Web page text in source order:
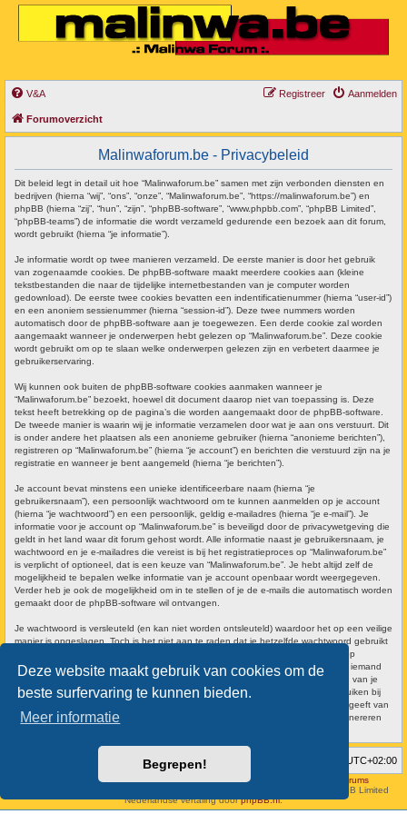
Deze website maakt gebruik van cookies om de
beste surfervaring te kunnen bieden.
Meer informatie
Begrepen!
V&A Aanmelden
Registreer
Forumoverzicht
Malinwaforum.be - Privacybeleid
Dit beleid legt in detail uit hoe “Malinwaforum.be” samen met zijn verbonden diensten en
bedrijven (hierna “wij”, “ons”, “onze”, “Malinwaforum.be”, “https://malinwaforum.be”) en
phpBB (hierna “zij”, “hun”, “zijn”, “phpBB-software”, “www.phpbb.com”, “phpBB Limited”,
“phpBB-teams”) de informatie die wordt verzameld gedurende een bezoek aan dit forum,
wordt gebruikt (hierna “je informatie”).
Je informatie wordt op twee manieren verzameld. De eerste manier is door het gebruik
van zogenaamde cookies. De phpBB-software maakt meerdere cookies aan (kleine
tekstbestanden die naar de tijdelijke internetbestanden van je computer worden
gedownload). De eerste twee cookies bevatten een indentificatienummer (hierna “user-id”)
en een anoniem sessienummer (hierna “session-id”). Deze twee nummers worden
automatisch door de phpBB-software aan je toegewezen. Een derde cookie zal worden
aangemaakt wanneer je onderwerpen hebt gelezen op “Malinwaforum.be”. Deze cookie
wordt gebruikt om op te slaan welke onderwerpen gelezen zijn en verbetert daarmee je
gebruikerservaring.
Wij kunnen ook buiten de phpBB-software cookies aanmaken wanneer je
“Malinwaforum.be” bezoekt, hoewel dit document daarop niet van toepassing is. Deze
tekst heeft betrekking op de pagina’s die worden aangemaakt door de phpBB-software.
De tweede manier is waarin wij je informatie verzamelen door wat je aan ons verstuurt. Dit
is onder andere het plaatsen als een anonieme gebruiker (hierna “anonieme berichten”),
registreren op “Malinwaforum.be” (hierna “je account”) en berichten die verstuurd zijn na je
registratie en wanneer je bent aangemeld (hierna “je berichten”).
Je account bevat minstens een unieke identificeerbare naam (hierna “je
gebruikersnaam”), een persoonlijk wachtwoord om te kunnen aanmelden op je account
(hierna “je wachtwoord”) en een persoonlijk, geldig e-mailadres (hierna “je e-mail”). Je
informatie voor je account op “Malinwaforum.be” is beveiligd door de privacywetgeving die
geldt in het land waar dit forum gehost wordt. Alle informatie naast je gebruikersnaam, je
wachtwoord en je e-mailadres die vereist is bij het registratieproces op “Malinwaforum.be”
is verplicht of optioneel, dat is een keuze van “Malinwaforum.be”. Je hebt altijd zelf de
mogelijkheid te bepalen welke informatie van je account openbaar wordt weergegeven.
Verder heb je ook de mogelijkheid om in te stellen of je de e-mails die automatisch worden
gemaakt door de phpBB-software wil ontvangen.
Je wachtwoord is versleuteld (en kan niet worden ontsleuteld) waardoor het op een veilige
manier is opgeslagen. Toch is het niet aan te raden dat je hetzelfde wachtwoord gebruikt
op meerdere websites. Je wachtwoord is het middel waarmee je op je account op
“Malinwaforum.be” kan aanmelden, bewaar het dus veilig en geef het nooit aan iemand
van Malinwaforum.be”, phpBB of een andere derde partij. Als je het wachtwoord van je
account bent vergeten, kun je de “Ik ben mijn wachtwoord vergeten”-optie gebruiken bij
het aanmeldvenster. Dit proces vereist dat je gebruikersnaam en e-mailadres opgeeft van
je gebruikersaccount, waarna de phpBB-software een nieuw wachtwoord zal genereren
UTC+02:00
Verwijder cookies
Aviation24.be - Latest News & Breaking Stories - Discussion Forums
® Forum Software © phpBB Limited
Nederlandse vertaling doorphpBB.nl.